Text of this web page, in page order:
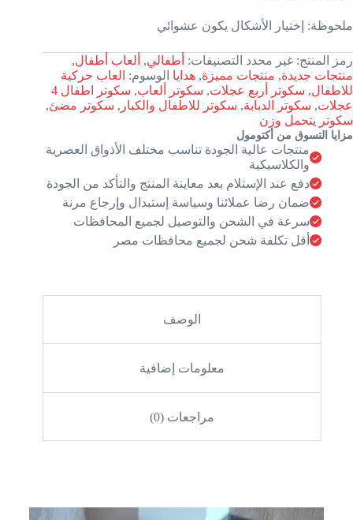
ملحوظة: إختيار الأشكال يكون عشوائي
رمز المنتج: غير محدد التصنيفات: أطفالي, ألعاب أطفال,
منتجات جديدة, منتجات مميزة, هدايا الوسوم: العاب حركية
للاطفال, سكوتر أربع عجلات, سكوتر ألعاب,
سكوتر اطفال 4
عجلات, سكوتر الدبابة, سكوتر للاطفال والكبار , سكوتر مضئ,
سكوتر يتحمل وزن
مزايا التسوق من أكتومول
منتجات عالية الجودة تناسب مختلف الأذواق العصرية
والكلاسيكية
دفع عند الإستلام بعد معاينة المنتج والتأكد من الجودة
ضمان رضا عملائنا وسياسة إستبدال وإرجاع مرنة
سرعة في الشحن والتوصيل لجميع المحافظات
أقل تكلفة شحن لجميع محافظات مصر
الوصف
معلومات إضافية
مراجعات (0)